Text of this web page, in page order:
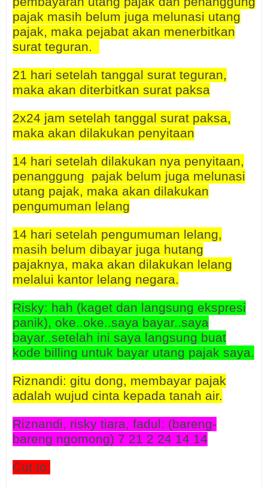
pajak masih belum juga melunasi utang
pajak, maka pejabat akan menerbitkan
surat teguran.
21 hari setelah tanggal surat teguran,
maka akan diterbitkan surat paksa
2x24 jam setelah tanggal surat paksa,
maka akan dilakukan penyitaan
14 hari setelah dilakukan nya penyitaan,
penanggung pajak belum juga melunasi
utang pajak, maka akan dilakukan
pengumuman lelang
14 hari setelah pengumuman lelang,
masih belum dibayar juga hutang
pajaknya, maka akan dilakukan lelang
melalui kantor lelang negara.
Risky: hah (kaget dan langsung ekspresi
panik), oke..oke..saya bayar..saya
bayar..setelah ini saya langsung buat
kode billing untuk bayar utang pajak saya.
Riznandi: gitu dong, membayar pajak
adalah wujud cinta kepada tanah air.
Riznandi, risky tiara, fadul: (bareng-
bareng ngomong) 7 21 2 24 14 14
Cut to: